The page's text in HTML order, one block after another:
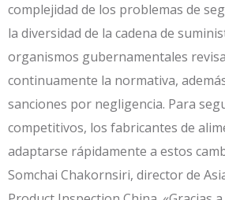
complejidad de los problemas de
la diversidad de la cadena de
organismos gubernamentales
continuamente la normativa,
sanciones por negligencia. Para
competitivos, los fabricantes de
adaptarse rápidamente a estos
Somchai Chakornsiri, director de